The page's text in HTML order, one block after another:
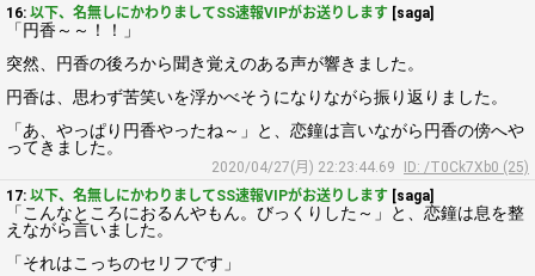
16: 以下、名無しにかわりましてSS速報VIPがお送りします [saga]
「円香～～！！」
突然、円香の後ろから聞き覚えのある声が響きました。
円香は、思わず苦笑いを浮かべそうになりながら振り返りました。
「あ、やっぱり円香やったね～」と、恋鐘は言いながら円香の傍へや
ってきました。
2020/04/27(月) 22:23:44.69
ID: /T0Ck7Xb0 (25)
17: 以下、名無しにかわりましてSS速報VIPがお送りします [saga]
「こんなところにおるんやもん。びっくりした～」と、恋鐘は息を整
えながら言いました。
「それはこっちのセリフです」